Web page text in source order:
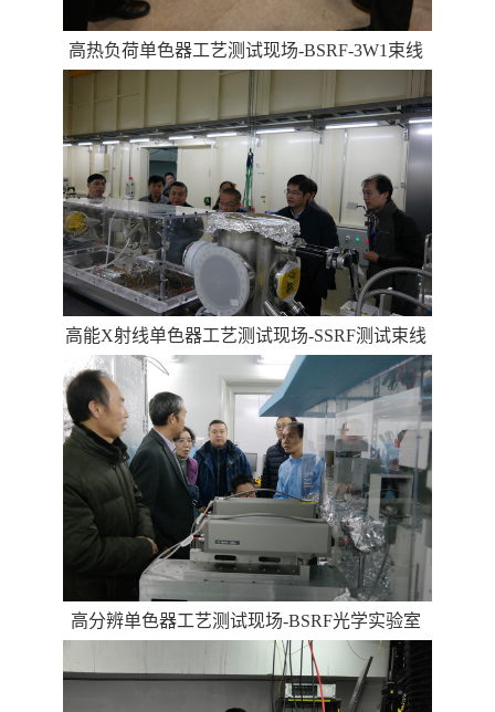
高热负荷单色器工艺测试现场-BSRF-3W1束线
高能X射线单色器工艺测试现场-SSRF测试束线
高分辨单色器工艺测试现场-BSRF光学实验室